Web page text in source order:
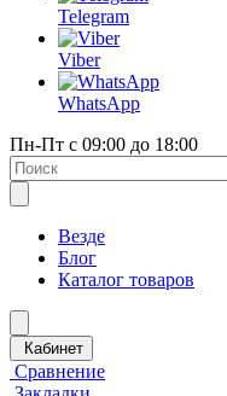
Telegram
Viber
WhatsApp
Пн-Пт с 09:00 до 18:00
Везде
Блог
Каталог товаров
Кабинет
Сравнение